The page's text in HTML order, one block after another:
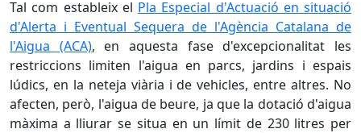
Tal com estableix el Pla Especial d'Actuació en situació
d'Alerta i Eventual Sequera de l'Agència Catalana de
l'Aigua (ACA), en aquesta fase d'excepcionalitat les
restriccions limiten l'aigua en parcs, jardins i espais
lúdics, en la neteja viària i de vehicles, entre altres. No
afecten, però, l'aigua de beure, ja que la dotació d'aigua
màxima a lliurar se situa en un límit de 230 litres per